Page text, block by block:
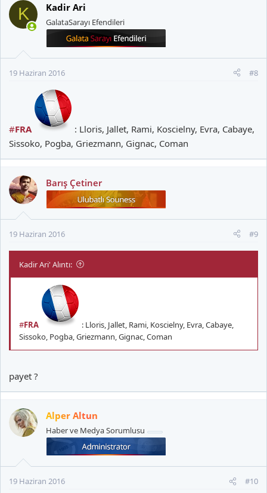
K Kadir Ari
GalataSarayı Efendileri
19 Haziran 2016 #8
#FRA
: Lloris, Jallet, Rami, Koscielny, Evra, Cabaye,
Sissoko, Pogba, Griezmann, Gignac, Coman
Barış Çetiner
19 Haziran 2016 #9
Kadir Ari' Alıntı:
#FRA
: Lloris, Jallet, Rami, Koscielny, Evra, Cabaye,
Sissoko, Pogba, Griezmann, Gignac, Coman
payet ?
Alper Altun
Haber ve Medya Sorumlusu
19 Haziran 2016 #10